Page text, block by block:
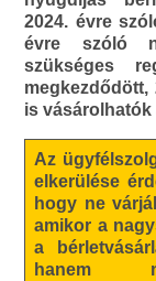
2024. évre
évre szóló
szükséges
megkezdődött,
is vásárolhatók
Az
elkerülése
hogy ne
amikor a
a
hanem